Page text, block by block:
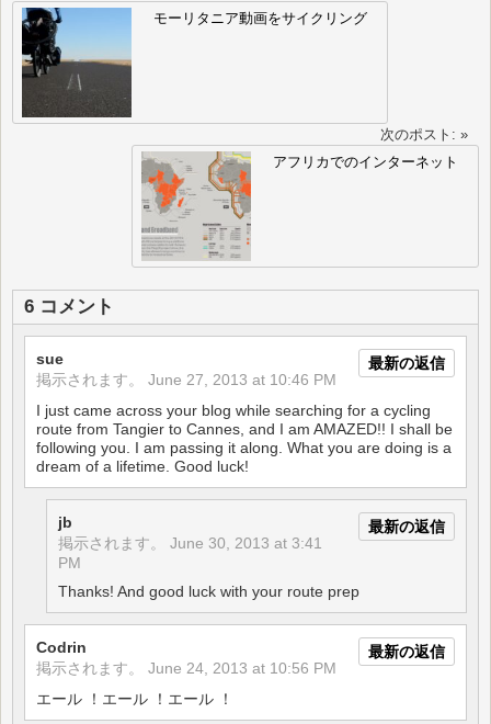
モーリタニア動画をサイクリング
次のポスト: »
アフリカでのインターネット
6 コメント
最新の返信
sue
掲示されます。 June 27, 2013 at 10:46 PM
I just came across your blog while searching for a cycling
route from Tangier to Cannes, and I am AMAZED!! I shall be
following you. I am passing it along. What you are doing is a
dream of a lifetime. Good luck!
最新の返信
jb
掲示されます。 June 30, 2013 at 3:41
PM
Thanks! And good luck with your route prep
最新の返信
Codrin
掲示されます。 June 24, 2013 at 10:56 PM
エール ！エール ！エール ！